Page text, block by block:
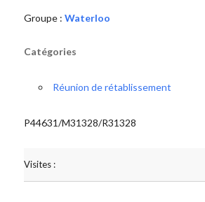
Groupe : Waterloo
Catégories
Réunion de rétablissement
P44631/M31328/R31328
Visites :